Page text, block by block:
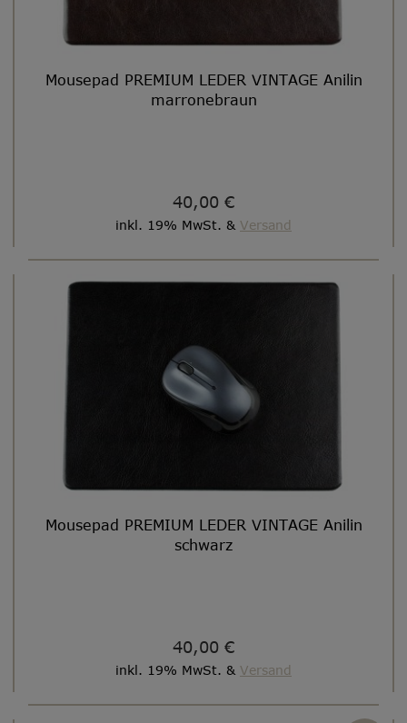
Mousepad PREMIUM LEDER VINTAGE Anilin
marronebraun
40,00 €
inkl. 19% MwSt. & Versand
Mousepad PREMIUM LEDER VINTAGE Anilin
schwarz
40,00 €
inkl. 19% MwSt. & Versand